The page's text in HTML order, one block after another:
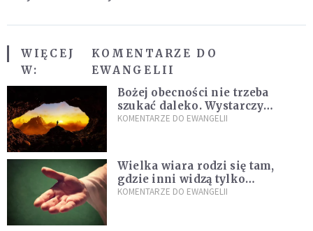
WIĘCEJ
W:
KOMENTARZE DO
EWANGELII
Bożej obecności nie trzeba
szukać daleko. Wystarczy
nauczyć się słuchać
KOMENTARZE DO EWANGELII
Wielka wiara rodzi się tam,
gdzie inni widzą tylko
przeszkody
KOMENTARZE DO EWANGELII